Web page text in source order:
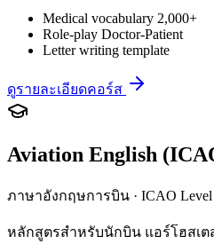
Medical vocabulary 2,000+
Role-play Doctor-Patient
Letter writing template
ดูรายละเอียดคอร์ส
Aviation English
ภาษาอังกฤษการบิน · ICAO Level
หลักสูตรสำหรับนักบิน แอร์โฮสเ